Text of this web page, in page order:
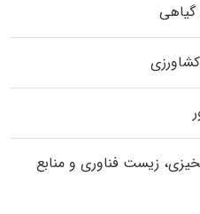
گیاهی
زیست فناوری و منابع